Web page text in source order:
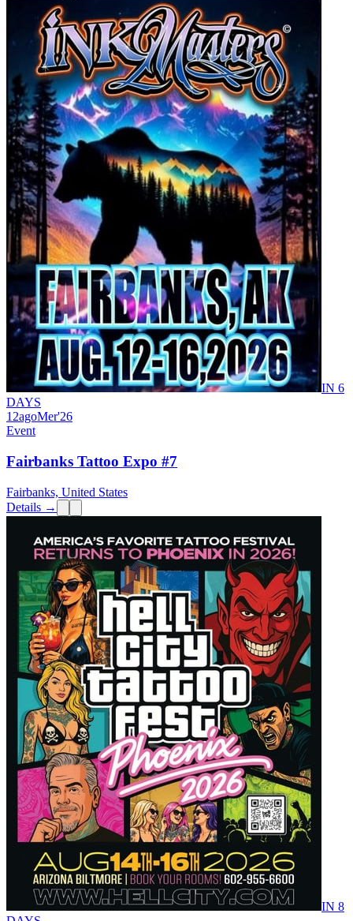
IN 6
DAYS
12agoMer'26
Event
Fairbanks Tattoo Expo #7
Fairbanks, United States
Details →
IN 8